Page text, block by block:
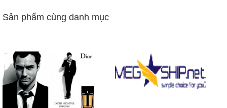
Sản phẩm cùng danh mục